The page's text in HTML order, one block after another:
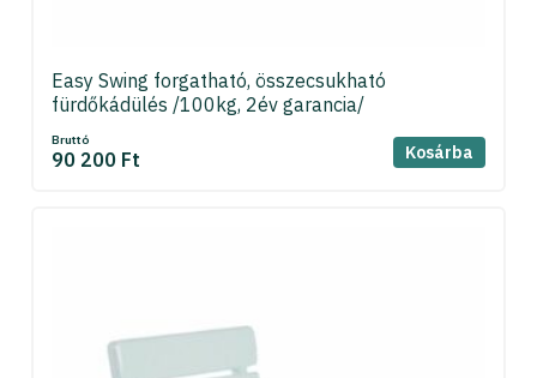
Easy Swing forgatható, összecsukható
fürdőkádülés /100kg, 2év garancia/
Bruttó
90 200 Ft Kosárba